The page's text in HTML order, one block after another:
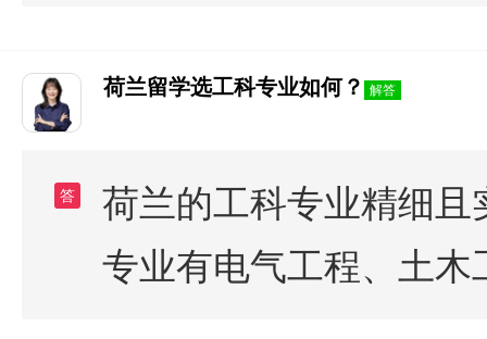
荷兰留学选工科专业如何？ 解答
答
荷兰的工科专业精细
专业有电气工程、土